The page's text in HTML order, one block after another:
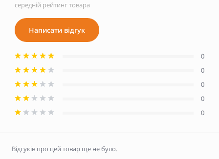
середній рейтинг товара
Написати відгук
0
0
0
0
0
Відгуків про цей товар ще не було.